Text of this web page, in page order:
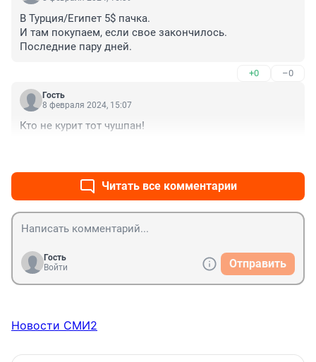
В Турция/Египет 5$ пачка.
И там покупаем, если свое закончилось.
Последние пару дней.
+0 –0
Гость
8 февраля 2024, 15:07
Кто не курит тот чушпан!
Читать все комментарии
Гость
Войти
Отправить
Новости СМИ2